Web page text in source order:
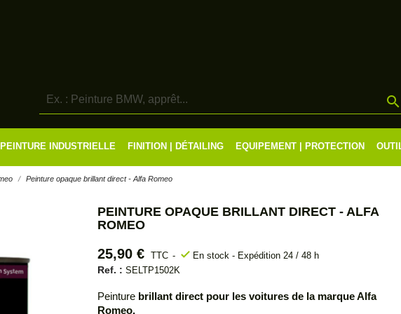

PEINTURE INDUSTRIELLE FINITION | DÉTAILING EQUIPEMENT | PROTECTION
Peinture opaque brillant direct - Alfa Romeo
PEINTURE OPAQUE BRILLANT DIRECT - ALFA
ROMEO
25,90 € TTC check En stock - Expédition 24 / 48 h
Ref. : SELTP1502K
Peinture brillant direct pour les voitures de la marque Alfa
Romeo.